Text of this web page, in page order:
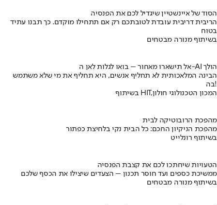
הסוד של איינשטיין שיגדיל לכם את הפנסיה
הריבית דריבית עובדת לטובתכם רק אם תתחילו מוקדם. כך תבנו עתיד
בטוח
בשיתוף מנורה מבטחים
אל תישארו מאחור – בואו לגלות לאן ה-AI הולך
הבינה המלאכותית לא תחליף אנשים, היא תחליף את מי שלא משתמש
בה!
בשיתוף HIT,המכון הטכנולוגי חולון
מהפכת הרובוטיקה לבית
מהפכת הניקיון החכם: כל הבית נקי בלחיצת כפתור
בשיתוף רונלייט
הטעויות שיחתכו לכם את קצבת הפנסיה
ממשיכת כספים ועד חוסר תכנון – הצעדים שיצילו את הכסף שלכם
בשיתוף מנורה מבטחים